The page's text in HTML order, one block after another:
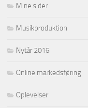
Mine sider
Musikproduktion
Nytår 2016
Online markedsføring
Oplevelser